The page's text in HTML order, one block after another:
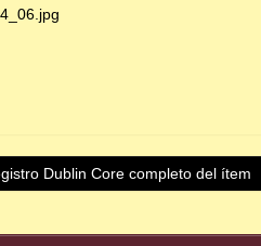
Dublin Core completo del ítem